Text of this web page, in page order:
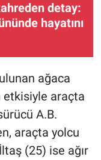
detay:
hayatını
ağaca
etkisiyle araçta
A.B.
araçta yolcu
(25) ise ağır